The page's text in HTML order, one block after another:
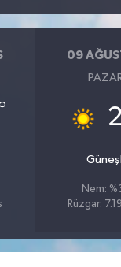
09
Nem:
Rüzgar: